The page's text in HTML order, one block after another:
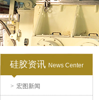
硅胶资讯 News Center
> 宏图新闻注射硅胶